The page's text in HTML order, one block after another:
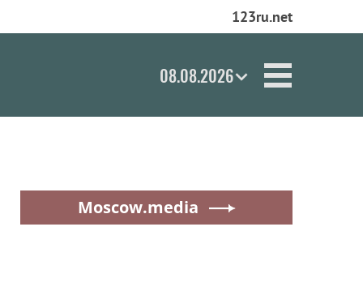
123ru.net
08.08.2026
Moscow.media